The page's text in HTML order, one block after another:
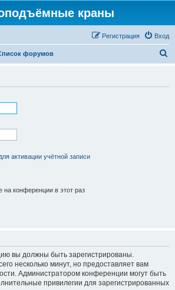
краны
Вход
Регистрация
форумов
активации учётной записи
конференции в этот раз
вы должны быть зарегистрированы.
несколько минут, но предоставляет вам
Администратором конференции могут быть
привилегии для зарегистрированных